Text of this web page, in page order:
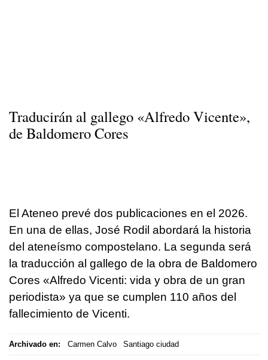
Traducirán al gallego «Alfredo Vicente»,
de Baldomero Cores
El Ateneo prevé dos publicaciones en el 2026.
En una de ellas, José Rodil abordará la historia
del ateneísmo compostelano. La segunda será
la traducción al gallego de la obra de Baldomero
Cores «Alfredo Vicenti: vida y obra de un gran
periodista» ya que se cumplen 110 años del
fallecimiento de Vicenti.
Archivado en: Carmen Calvo Santiago ciudad